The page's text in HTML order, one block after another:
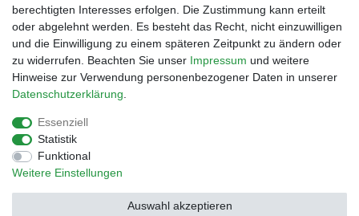
Impressum
Barrierefreiheitserklärung
berechtigten Interesses erfolgen. Die Zustimmung kann erteilt
oder abgelehnt werden. Es besteht das Recht, nicht einzuwilligen
und die Einwilligung zu einem späteren Zeitpunkt zu ändern oder
zu widerrufen. Beachten Sie unser Impressum und weitere
Hinweise zur Verwendung personenbezogener Daten in unserer
Daten­schutz­erklärung
Essenziell
Statistik
Funktional
Weitere Einstellungen
Auswahl akzeptieren